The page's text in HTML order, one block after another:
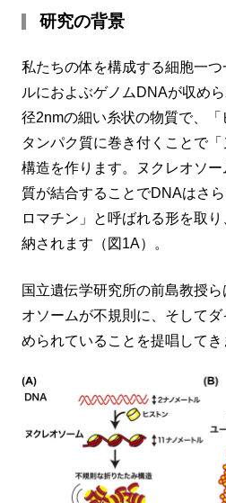
研究の背景
私たちの体を構成する細胞一
ルにおよぶゲノムDNAが収め
径2nmの細い糸状の物質で、
タンパク質に巻き付くことで
構造を作ります。ヌクレオソ
質が結合することでDNAはさ
ロマチン」と呼ばれる形を取
納されます（図1A）。
国立遺伝学研究所の前島教授
オソームが不規則に、そして
められていることを提唱してき